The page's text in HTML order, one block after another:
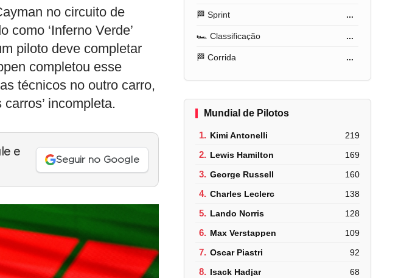
no circuito de
‘Inferno Verde’
piloto deve completar
completou esse
técnicos no outro carro,
incompleta.
e
Seguir no Google
🏁 Sprint ...
🏎️ Classificação ...
🏁 Corrida ...
Mundial de Pilotos
1. Kimi Antonelli 219
2. Lewis Hamilton 169
3. George Russell 160
4. Charles Leclerc 138
5. Lando Norris 128
6. Max Verstappen 109
7. Oscar Piastri 92
8. Isack Hadjar 68